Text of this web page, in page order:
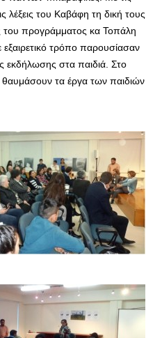
λέξεις του Καβάφη τη δική τους
του προγράμματος κα Τοπάλη
τρόπο παρουσίασαν
εκδήλωσης στα παιδιά. Στο
θαυμάσουν τα έργα των παιδιών